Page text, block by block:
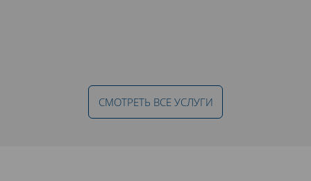
СМОТРЕТЬ ВСЕ УСЛУГИ